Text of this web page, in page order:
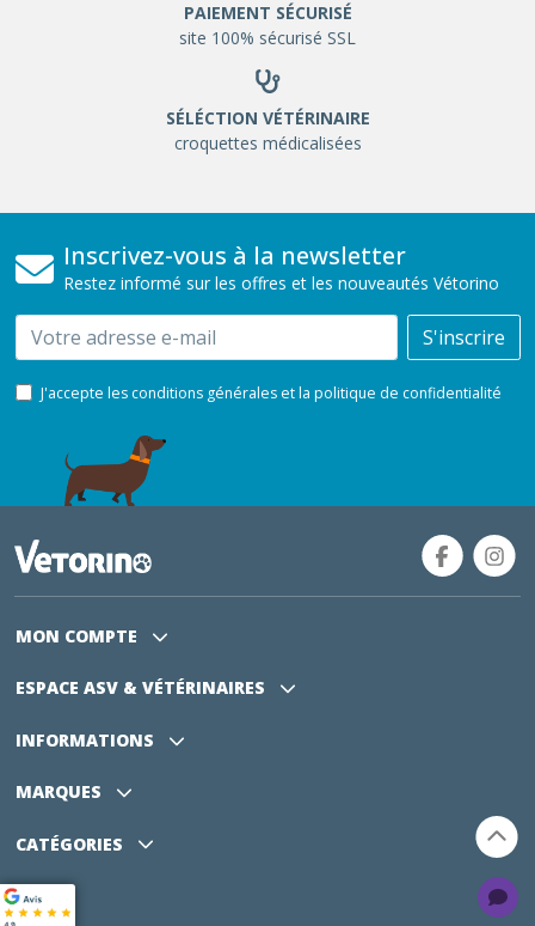
PAIEMENT SÉCURISÉ
site 100% sécurisé SSL
SÉLÉCTION VÉTÉRINAIRE
croquettes médicalisées
Inscrivez-vous à la newsletter
Restez informé sur les offres et les nouveautés Vétorino
Email S'inscrire
J'accepte les conditions générales et la politique de confidentialité
MON COMPTE
ESPACE ASV & VÉTÉRINAIRES
INFORMATIONS
MARQUES
CATÉGORIES